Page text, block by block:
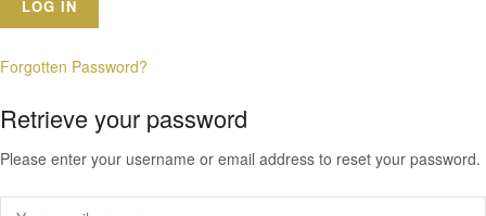
Forgotten Password?
Retrieve your password
Please enter your username or email address to reset your password.